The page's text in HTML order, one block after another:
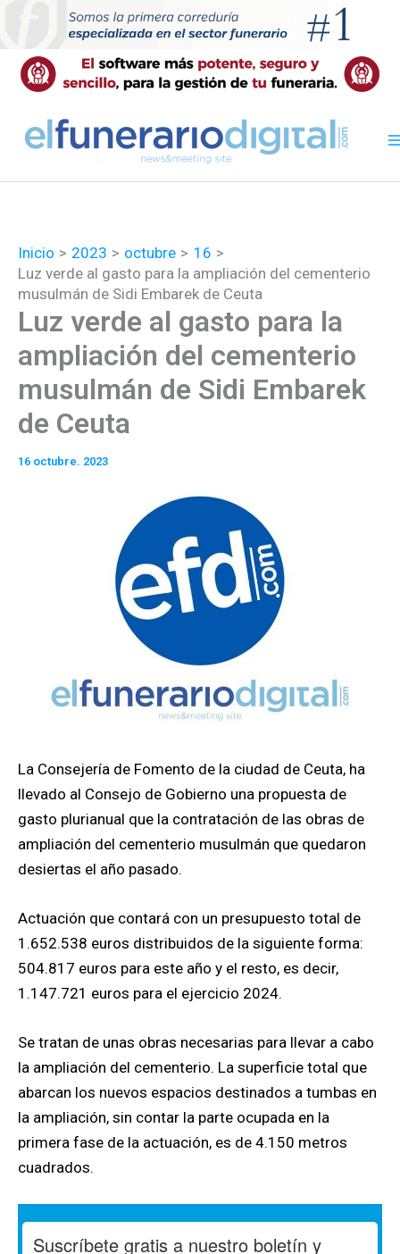
contenido
Inicio 2023 octubre
16
Luz verde al gasto para la ampliación del cementerio
musulmán de Sidi Embarek de Ceuta
Luz verde al gasto para la
ampliación del cementerio
musulmán de Sidi Embarek
de Ceuta
16 octubre. 2023
La Consejería de Fomento de la ciudad de Ceuta, ha
llevado al Consejo de Gobierno una propuesta de
gasto plurianual que la contratación de las obras de
ampliación del cementerio musulmán que quedaron
desiertas el año pasado.
Actuación que contará con un presupuesto total de
1.652.538 euros distribuidos de la siguiente forma:
504.817 euros para este año y el resto, es decir,
1.147.721 euros para el ejercicio 2024.
Se tratan de unas obras necesarias para llevar a cabo
la ampliación del cementerio. La superficie total que
abarcan los nuevos espacios destinados a tumbas en
la ampliación, sin contar la parte ocupada en la
primera fase de la actuación, es de 4.150 metros
cuadrados.